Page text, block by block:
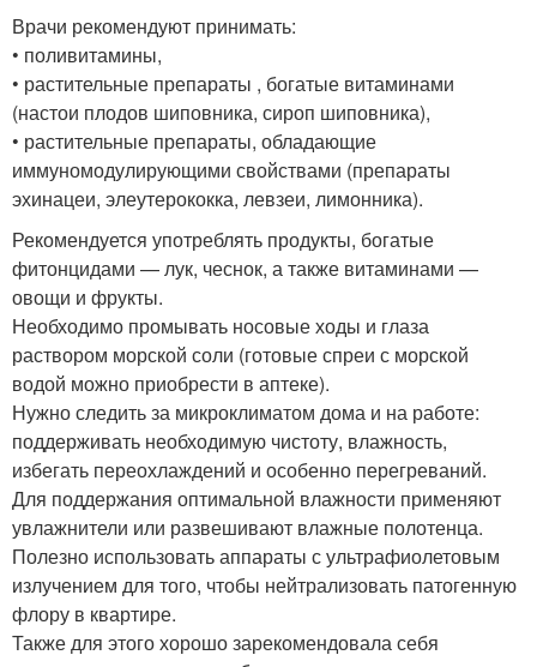
Врачи рекомендуют принимать:
• поливитамины,
• растительные препараты , богатые витаминами
(настои плодов шиповника, сироп шиповника),
• растительные препараты, обладающие
иммуномодулирующими свойствами (препараты
эхинацеи, элеутерококка, левзеи, лимонника).
Рекомендуется употреблять продукты, богатые
фитонцидами — лук, чеснок, а также витаминами —
овощи и фрукты.
Необходимо промывать носовые ходы и глаза
раствором морской соли (готовые спреи с морской
водой можно приобрести в аптеке).
Нужно следить за микроклиматом дома и на работе:
поддерживать необходимую чистоту, влажность,
избегать переохлаждений и особенно перегреваний.
Для поддержания оптимальной влажности применяют
увлажнители или развешивают влажные полотенца.
Полезно использовать аппараты с ультрафиолетовым
излучением для того, чтобы нейтрализовать патогенную
флору в квартире.
Также для этого хорошо зарекомендовала себя